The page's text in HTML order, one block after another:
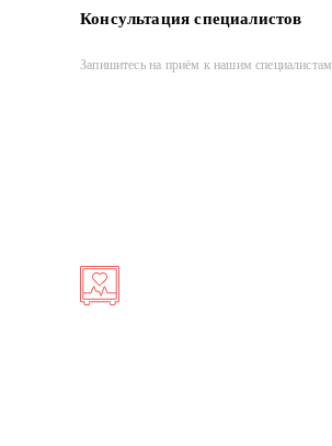
Консультация специалистов
Запишитесь на приём к нашим специалистам